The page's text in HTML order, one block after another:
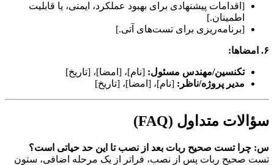
[اقدامات پیشنهادی برای بهبود عملکرد، ایمنی، یا قابلیت
اطمینان.]
[برنامه‌ریزی برای تست‌های آتی.]
۶. امضاها:
تکنسین/مهندس مسئول: [نام]، [امضا]، [تاریخ]
مدیر پروژه/ناظر: [نام]، [امضا]، [تاریخ]
سؤالات متداول (FAQ)
س: چرا تست صحیح ربات بعد از نصب تا این حد حیاتی است؟
تست صحیح ربات پس از نصب، فراتر از یک مرحله اضافی، ستون